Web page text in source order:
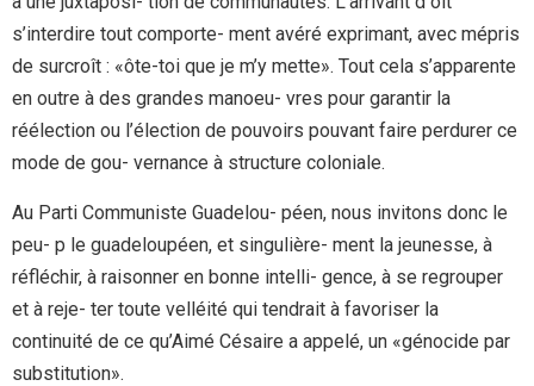
s’interdire tout comporte- ment avéré exprimant, avec mépris
de surcroît : «ôte-toi que je m’y mette». Tout cela s’apparente
en outre à des grandes manoeu- vres pour garantir la
réélection ou l’élection de pouvoirs pouvant faire perdurer ce
mode de gou- vernance à structure coloniale.
Au Parti Communiste Guadelou- péen, nous invitons donc le
peu- p le guadeloupéen, et singulière- ment la jeunesse, à
réfléchir, à raisonner en bonne intelli- gence, à se regrouper
et à reje- ter toute velléité qui tendrait à favoriser la
continuité de ce qu’Aimé Césaire a appelé, un «génocide par
substitution».